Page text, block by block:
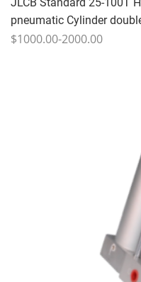
JLCB Standard 25-100T
pneumatic Cylinder
7kg/cm^2 anti-wear
$1000.00-2000.00